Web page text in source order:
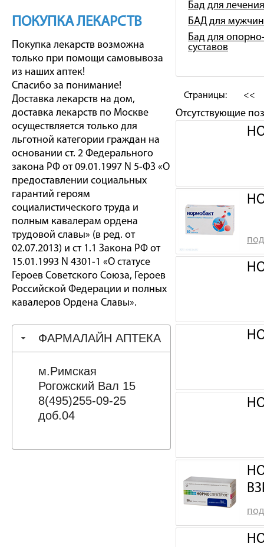
ПОКУПКА ЛЕКАРСТВ
Покупка лекарств возможна
только при помощи самовывоза
из наших аптек!
Спасибо за понимание!
Доставка лекарств на дом,
доставка лекарств по Москве
осуществляется только для
льготной категории граждан на
основании ст. 2 Федерального
закона РФ от 09.01.1997 N 5-ФЗ «О
предоставлении социальных
гарантий героям
социалистического труда и
полным кавалерам ордена
трудовой славы» (в ред. от
02.07.2013) и ст 1.1 Закона РФ от
15.01.1993 N 4301-1 «О статусе
Героев Советского Союза, Героев
Российской Федерации и полных
кавалеров Ордена Славы».
ФАРМАЛАЙН АПТЕКА
м.Римская
Рогожский Вал 15
8(495)255-09-25
доб.04
Бад для
БАД для мужчин
Бад для
суставов
Страницы: <<
Отсутствующие